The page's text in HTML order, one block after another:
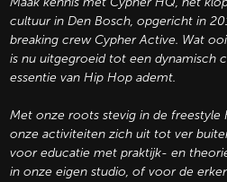
cultuur in Den Bosch, opgericht in
breaking crew Cypher Active. Wat
is nu uitgegroeid tot een dynamisch
essentie van Hip Hop ademt.
Met onze roots stevig in de freestyle
onze activiteiten zich uit tot ver
voor educatie met praktijk- en
in onze eigen studio, of voor de